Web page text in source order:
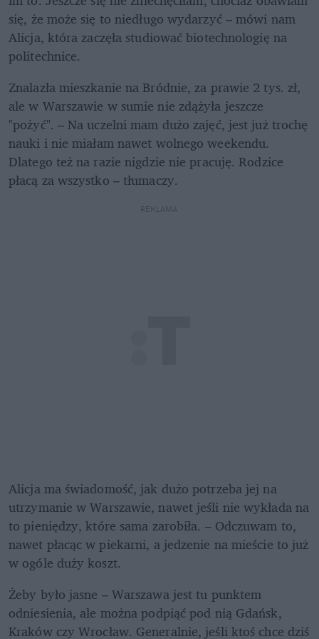
się, że może się to niedługo wydarzyć – mówi nam
Alicja, która zaczęła studiować biotechnologię na
politechnice.
Znalazła mieszkanie na Bródnie, za prawie 2 tys. zł,
ale w Warszawie w sumie nie zdążyła jeszcze
"pożyć". – Na uczelni mam dużo zajęć, jest już trochę
nauki i nie miałam nawet wolnego weekendu.
Dlatego też na razie nigdzie nie pracuję. Rodzice
płacą za wszystko – tłumaczy.
REKLAMA
Alicja ma świadomość, jak dużo potrzeba jej na
utrzymanie w Warszawie, nawet jeśli nie wykłada na
to pieniędzy, które sama zarobiła. – Odczuwam to,
nawet płacąc w piekarni, a jedzenie na mieście to już
w ogóle duży koszt.
Żeby było jasne – Warszawa jest tu punktem
odniesienia, ale można podpiąć pod nią Gdańsk,
Kraków czy Wrocław. Generalnie, jeśli ktoś chce dziś